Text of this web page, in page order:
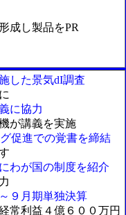
成し製品をPR
した景気dI調査
に協力
が講義を実施
促進での覚書を締結
わが国の制度を紹介
９月期単独決算
常利益４億６００万円